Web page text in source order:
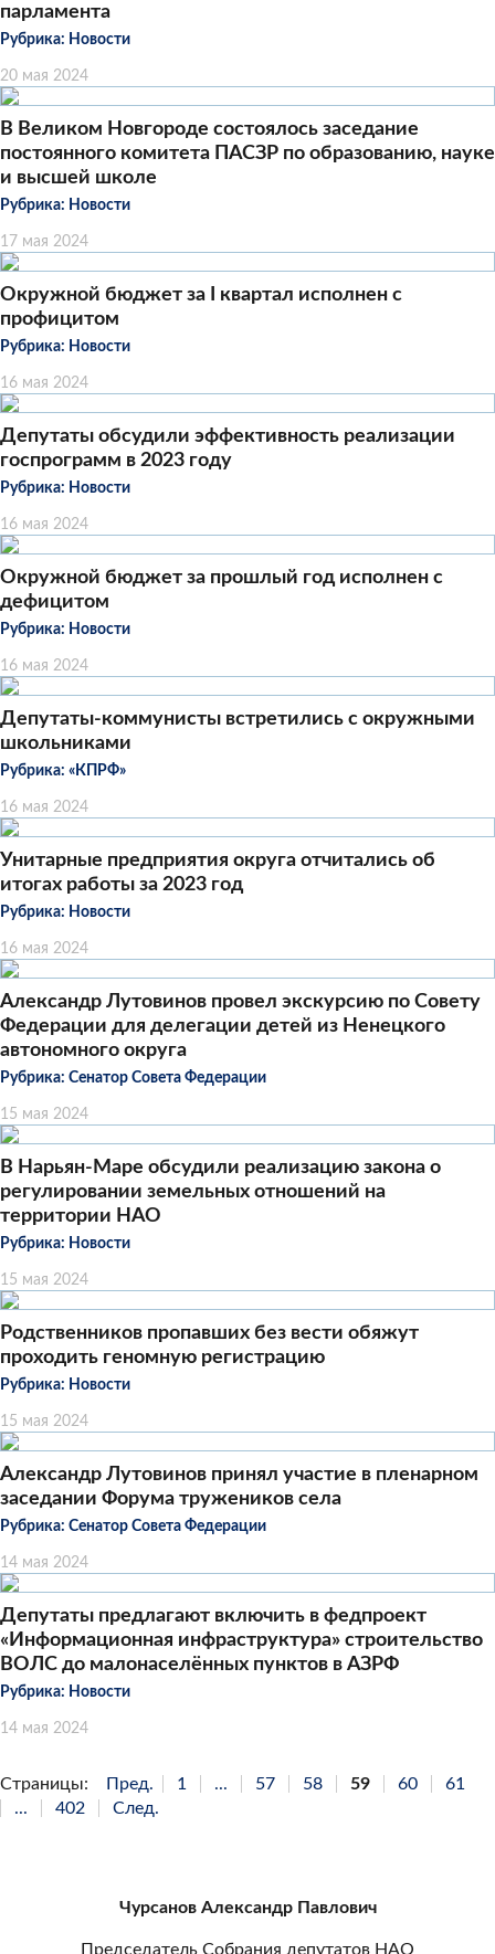
парламента
Рубрика: Новости
20 мая 2024
В Великом Новгороде состоялось заседание
постоянного комитета ПАСЗР по образованию, науке
и высшей школе
Рубрика: Новости
17 мая 2024
Окружной бюджет за I квартал исполнен с
профицитом
Рубрика: Новости
16 мая 2024
Депутаты обсудили эффективность реализации
госпрограмм в 2023 году
Рубрика: Новости
16 мая 2024
Окружной бюджет за прошлый год исполнен с
дефицитом
Рубрика: Новости
16 мая 2024
Депутаты-коммунисты встретились с окружными
школьниками
Рубрика: «КПРФ»
16 мая 2024
Унитарные предприятия округа отчитались об
итогах работы за 2023 год
Рубрика: Новости
16 мая 2024
Александр Лутовинов провел экскурсию по Совету
Федерации для делегации детей из Ненецкого
автономного округа
Рубрика: Сенатор Совета Федерации
15 мая 2024
В Нарьян-Маре обсудили реализацию закона о
регулировании земельных отношений на
территории НАО
Рубрика: Новости
15 мая 2024
Родственников пропавших без вести обяжут
проходить геномную регистрацию
Рубрика: Новости
15 мая 2024
Александр Лутовинов принял участие в пленарном
заседании Форума тружеников села
Рубрика: Сенатор Совета Федерации
14 мая 2024
Депутаты предлагают включить в федпроект
«Информационная инфраструктура» строительство
ВОЛС до малонаселённых пунктов в АЗРФ
Рубрика: Новости
14 мая 2024
Страницы: Пред. 1 ... 57 58 59 60
61
...
402 След.
Чурсанов Александр Павлович
Председатель Собрания депутатов НАО